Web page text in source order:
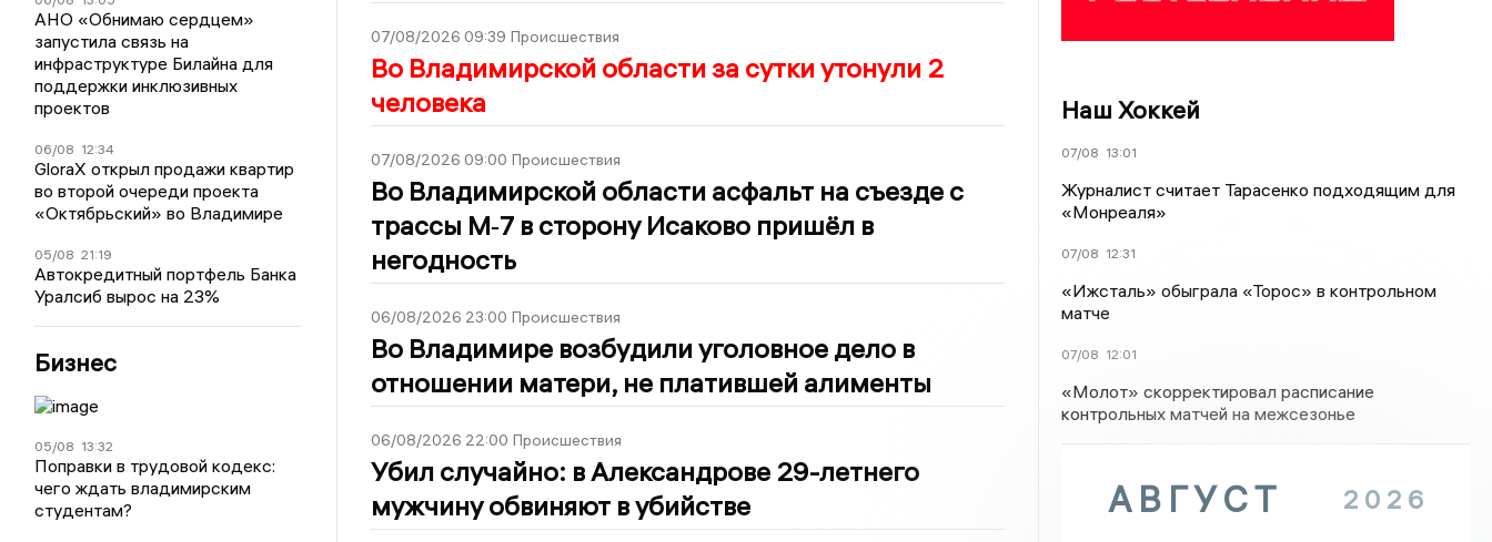
АНО «Обнимаю сердцем»
запустила связь на
инфраструктуре Билайна для
поддержки инклюзивных
проектов
06/08 12:34
GloraX открыл продажи квартир
во второй очереди проекта
«Октябрьский» во Владимире
05/08 21:19
Автокредитный портфель Банка
Уралсиб вырос на 23%
Бизнес
05/08 13:32
Поправки в трудовой кодекс:
чего ждать владимирским
студентам?
07/08/2026 09:39 Происшествия
Во Владимирской области за сутки утонули 2
человека
07/08/2026 09:00 Происшествия
Во Владимирской области асфальт на съезде с
трассы М‑7 в сторону Исаково пришёл в
негодность
06/08/2026 23:00 Происшествия
Во Владимире возбудили уголовное дело в
отношении матери, не платившей алименты
06/08/2026 22:00 Происшествия
Убил случайно: в Александрове 29-летнего
мужчину обвиняют в убийстве
Наш Хоккей
07/08 13:01
Журналист считает Тарасенко подходящим для
«Монреаля»
07/08 12:31
«Ижсталь» обыграла «Торос» в контрольном
матче
07/08 12:01
«Молот» скорректировал расписание
контрольных матчей на межсезонье
АВГУСТ 2026